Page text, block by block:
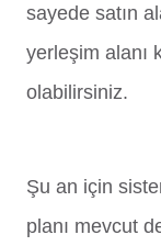
sayede satın
yerleşim alanı
olabilirsiniz.
Şu an için
planı mevcut